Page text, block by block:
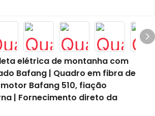
elétrica de montanha com
Bafang | Quadro em fibra de
Bafang 510, fiação
| Fornecimento direto da